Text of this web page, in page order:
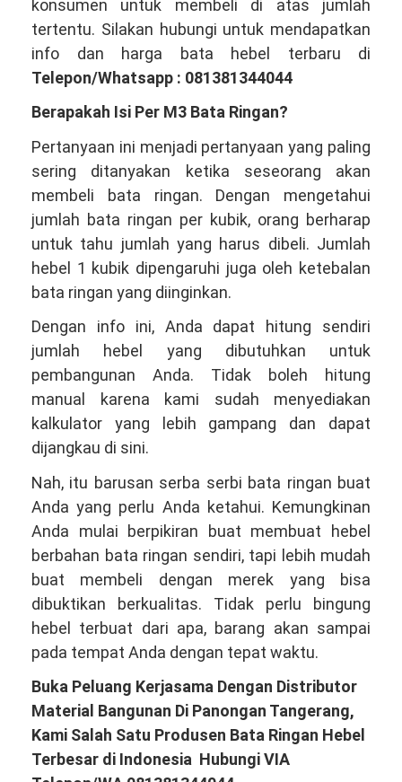
konsumen untuk membeli di atas jumlah
tertentu. Silakan hubungi untuk mendapatkan
info dan harga bata hebel terbaru di
Telepon/Whatsapp : 081381344044
Berapakah Isi Per M3 Bata Ringan?
Pertanyaan ini menjadi pertanyaan yang paling
sering ditanyakan ketika seseorang akan
membeli bata ringan. Dengan mengetahui
jumlah bata ringan per kubik, orang berharap
untuk tahu jumlah yang harus dibeli. Jumlah
hebel 1 kubik dipengaruhi juga oleh ketebalan
bata ringan yang diinginkan.
Dengan info ini, Anda dapat hitung sendiri
jumlah hebel yang dibutuhkan untuk
pembangunan Anda. Tidak boleh hitung
manual karena kami sudah menyediakan
kalkulator yang lebih gampang dan dapat
dijangkau di sini.
Nah, itu barusan serba serbi bata ringan buat
Anda yang perlu Anda ketahui. Kemungkinan
Anda mulai berpikiran buat membuat hebel
berbahan bata ringan sendiri, tapi lebih mudah
buat membeli dengan merek yang bisa
dibuktikan berkualitas. Tidak perlu bingung
hebel terbuat dari apa, barang akan sampai
pada tempat Anda dengan tepat waktu.
Buka Peluang Kerjasama Dengan Distributor
Material Bangunan Di Panongan Tangerang,
Kami Salah Satu Produsen Bata Ringan Hebel
Terbesar di Indonesia Hubungi VIA